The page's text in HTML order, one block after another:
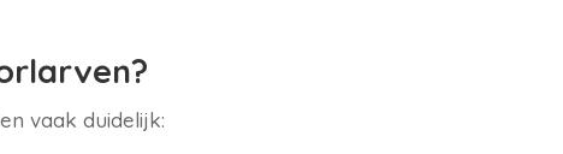
vaak duidelijk: